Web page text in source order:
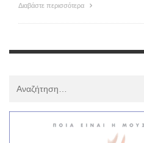
Διαβάστε περισσότερα
: